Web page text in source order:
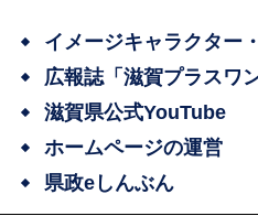
イメージキャラクター
広報誌「滋賀プラスワン
滋賀県公式YouTube
ホームページの運営
県政eしんぶん